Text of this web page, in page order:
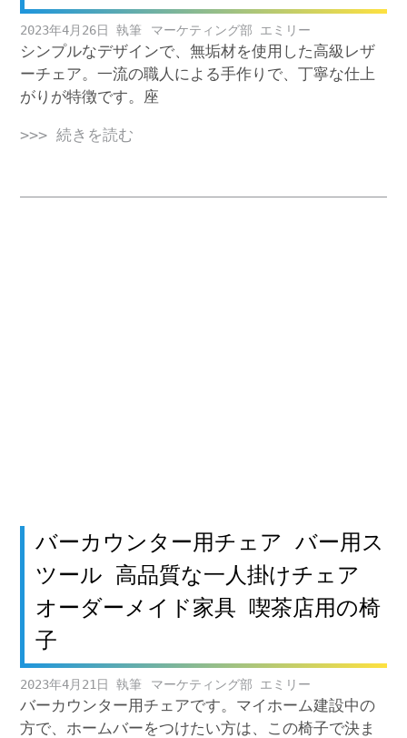
2023年4月26日 マーケティング部 エミリー
シンプルなデザインで、無垢材を使用した高級レザ
ーチェア。一流の職人による手作りで、丁寧な仕上
がりが特徴です。座
>>> 続きを読む
バーカウンター用チェア バー用ス
ツール 高品質な一人掛けチェア
オーダーメイド家具 喫茶店用の椅
子
2023年4月21日 マーケティング部 エミリー
バーカウンター用チェアです。マイホーム建設中の
方で、ホームバーをつけたい方は、この椅子で決ま